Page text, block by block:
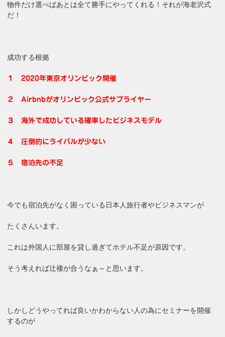
物件だけ選べばあとは全て勝手にやってくれる！それが海老沢式
だ！
成功する根拠
１ 2020年東京オリンピック開催
２ Airbnbがオリンピック公式サプライヤー
３ 海外で成功している確率したビジネスモデル
４ 圧倒的にライバルが少ない
５ 宿泊先の不足
今でも宿泊先がなく困っている日本人旅行者やビジネスマンが
たくさんいます。
これは外国人に部屋を貸し過ぎてホテル不足が原因です。
そう考えれば辻褄が合うなぁ～と思います。
しかしどうやってれば良いかわからない人の為にセミナーを開催
するのが